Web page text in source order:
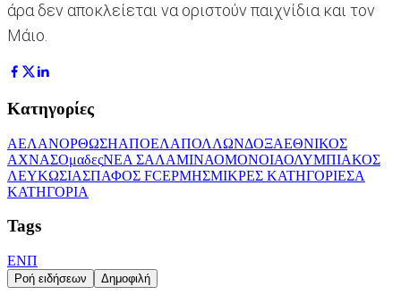
άρα δεν αποκλείεται να οριστούν παιχνίδια και τον
Μάιο.
Κατηγορίες
ΑΕΛΑΝΟΡΘΩΣΗΑΠΟΕΛΑΠΟΛΛΩΝΔΟΞΑΕΘΝΙΚΟΣ
ΑΧΝΑΣΟμαδεςΝΕΑ ΣΑΛΑΜΙΝΑΟΜΟΝΟΙΑΟΛΥΜΠΙΑΚΟΣ
ΛΕΥΚΩΣΙΑΣΠΑΦΟΣ FCΕΡΜΗΣΜΙΚΡΕΣ ΚΑΤΗΓΟΡΙΕΣΑ
ΚΑΤΗΓΟΡΙΑ
Tags
ΕΝΠ
Ροή ειδήσεων Δημοφιλή